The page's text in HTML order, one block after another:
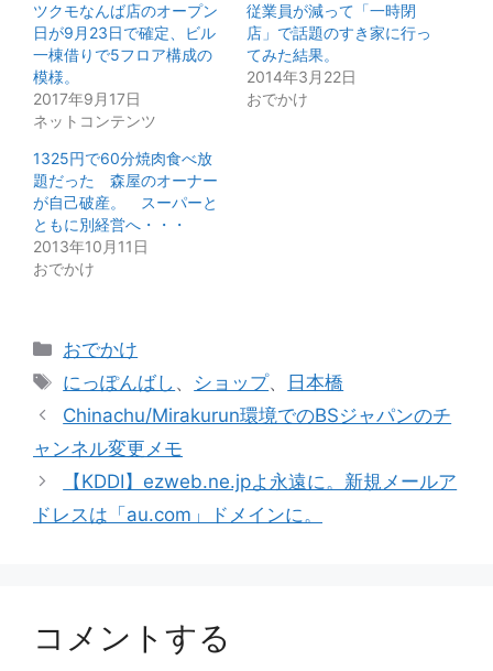
ツクモなんば店のオープン
日が9月23日で確定、ビル
一棟借りで5フロア構成の
模様。
2017年9月17日
ネットコンテンツ
従業員が減って「一時閉
店」で話題のすき家に行っ
てみた結果。
2014年3月22日
おでかけ
1325円で60分焼肉食べ放
題だった 森屋のオーナー
が自己破産。 スーパーと
ともに別経営へ・・・
2013年10月11日
おでかけ
カ
テ
リ
ー
おでかけ
タ
グ
にっぽんばし 、 ショップ、
日本橋
Chinachu/Mirakurun環境でのBSジャパンのチ
ャンネル変更メモ
【KDDI】ezweb.ne.jpよ永遠に。新規メールア
ドレスは「au.com」ドメインに。
コメントする